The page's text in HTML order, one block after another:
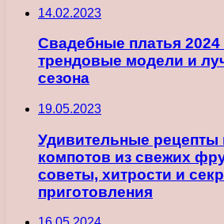
14.02.2023
Свадебные платья 2024
трендовые модели и
сезона
19.05.2023
Удивительные рецепты
компотов из свежих
советы, хитрости и
приготовления